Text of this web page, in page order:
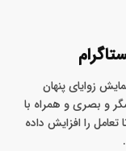
زوایای پنهان
و بصری و همراه با
تعامل را افزایش داده